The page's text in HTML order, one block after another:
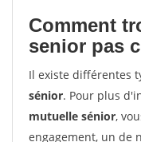
Comment
senior pas
Il existe différentes
sénior. Pour plus
mutuelle sénior,
engagement, un de